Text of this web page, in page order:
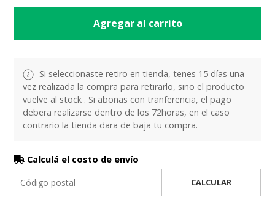
Agregar al carrito
Si seleccionaste retiro en tienda, tenes 15 días una
vez realizada la compra para retirarlo, sino el producto
vuelve al stock . Si abonas con tranferencia, el pago
debera realizarse dentro de los 72horas, en el caso
contrario la tienda dara de baja tu compra.
Calculá el costo de envío
CALCULAR